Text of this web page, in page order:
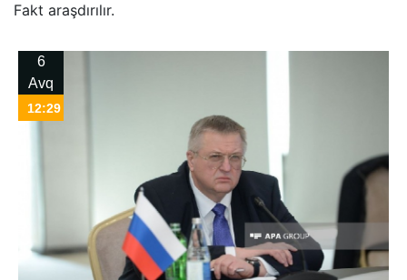
Fakt araşdırılır.
6
Avq
12:29